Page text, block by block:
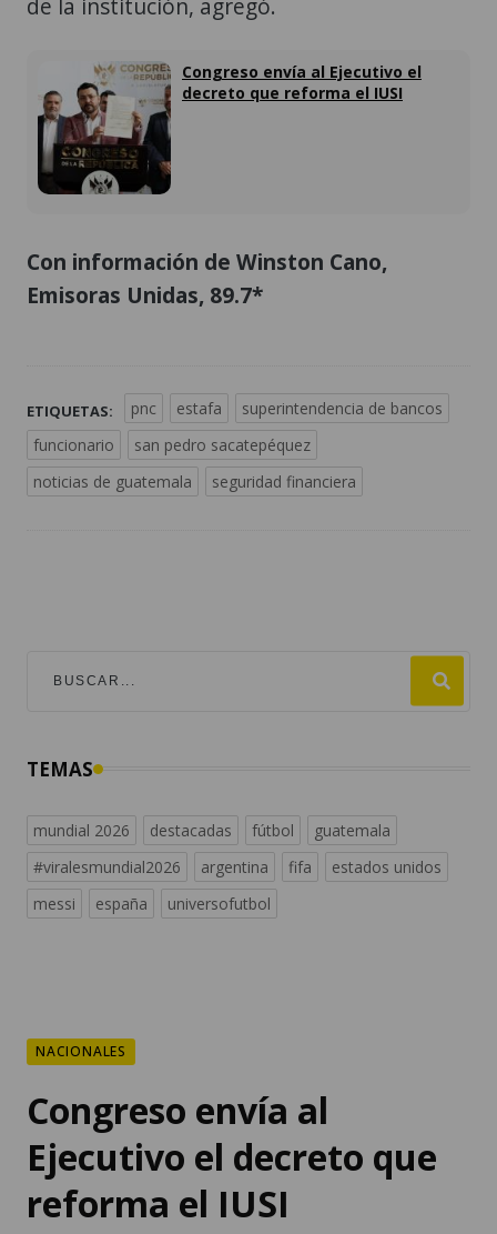
de la institución, agregó.
Congreso envía al Ejecutivo el
decreto que reforma el IUSI
Con información de Winston Cano,
Emisoras Unidas, 89.7*
ETIQUETAS: pnc estafa
superintendencia de bancos
funcionario
san pedro sacatepéquez
noticias de guatemala
seguridad financiera
TEMAS
mundial 2026 destacadas fútbol
guatemala
#viralesmundial2026
argentina fifa
estados unidos
messi
españa universofutbol
NACIONALES
Congreso envía al
Ejecutivo el decreto que
reforma el IUSI